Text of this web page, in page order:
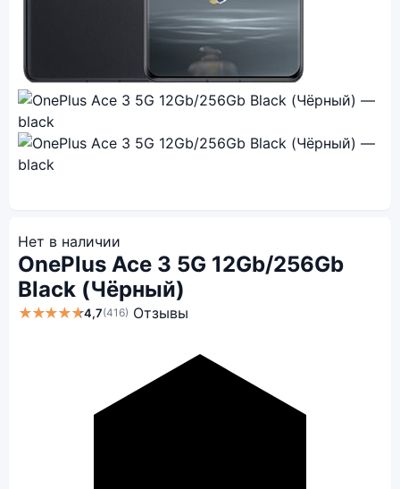
Нет в наличии
OnePlus Ace 3 5G 12Gb/256Gb
Black (Чёрный)
★★★★★4,7(416) Отзывы